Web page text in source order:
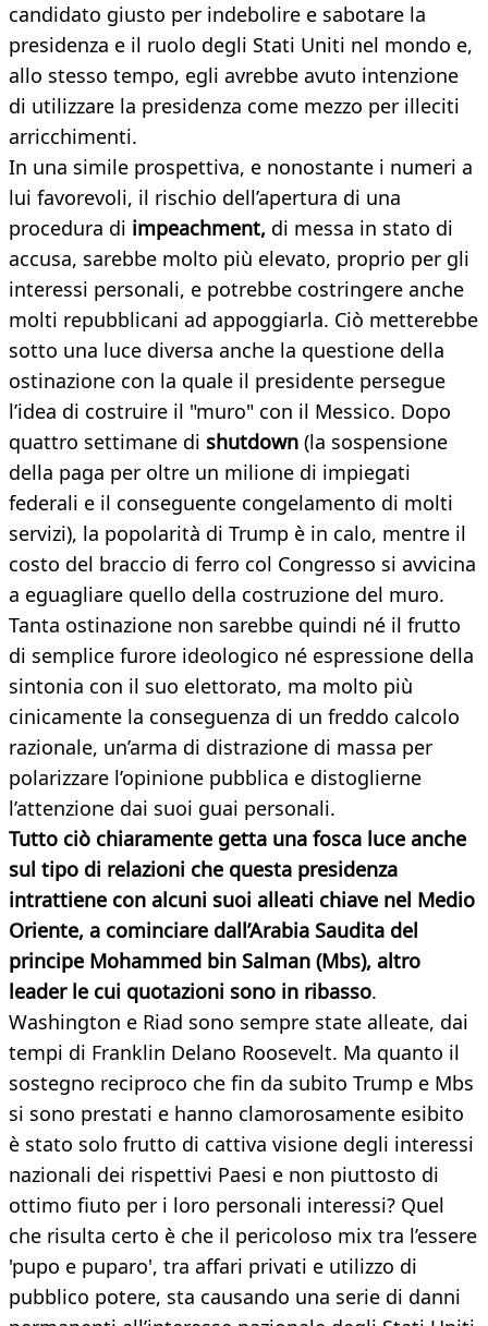
candidato giusto per indebolire e sabotare la
presidenza e il ruolo degli Stati Uniti nel mondo e,
allo stesso tempo, egli avrebbe avuto intenzione
di utilizzare la presidenza come mezzo per illeciti
arricchimenti.
In una simile prospettiva, e nonostante i numeri a
lui favorevoli, il rischio dell’apertura di una
procedura di impeachment, di messa in stato di
accusa, sarebbe molto più elevato, proprio per gli
interessi personali, e potrebbe costringere anche
molti repubblicani ad appoggiarla. Ciò metterebbe
sotto una luce diversa anche la questione della
ostinazione con la quale il presidente persegue
l’idea di costruire il "muro" con il Messico. Dopo
quattro settimane di shutdown (la sospensione
della paga per oltre un milione di impiegati
federali e il conseguente congelamento di molti
servizi), la popolarità di Trump è in calo, mentre il
costo del braccio di ferro col Congresso si avvicina
a eguagliare quello della costruzione del muro.
Tanta ostinazione non sarebbe quindi né il frutto
di semplice furore ideologico né espressione della
sintonia con il suo elettorato, ma molto più
cinicamente la conseguenza di un freddo calcolo
razionale, un’arma di distrazione di massa per
polarizzare l’opinione pubblica e distoglierne
l’attenzione dai suoi guai personali.
Tutto ciò chiaramente getta una fosca luce anche
sul tipo di relazioni che questa presidenza
intrattiene con alcuni suoi alleati chiave nel Medio
Oriente, a cominciare dall’Arabia Saudita del
principe Mohammed bin Salman (Mbs), altro
leader le cui quotazioni sono in ribasso.
Washington e Riad sono sempre state alleate, dai
tempi di Franklin Delano Roosevelt. Ma quanto il
sostegno reciproco che fin da subito Trump e Mbs
si sono prestati e hanno clamorosamente esibito
è stato solo frutto di cattiva visione degli interessi
nazionali dei rispettivi Paesi e non piuttosto di
ottimo fiuto per i loro personali interessi? Quel
che risulta certo è che il pericoloso mix tra l’essere
'pupo e puparo', tra affari privati e utilizzo di
pubblico potere, sta causando una serie di danni